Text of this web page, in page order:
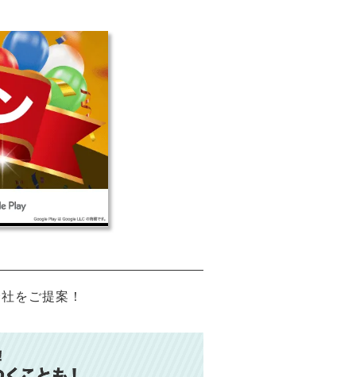
をご提案！